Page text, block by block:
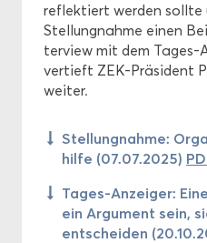
re­flek­tiert wer­den soll­te
Stel­lung­nah­me einen
ter­view mit dem Tages-​
ver­tieft ZEK-​Präsident
wei­ter.
Stel­lung­nah­me:
hil­fe (07.07.2025)
Tages-​Anzeiger:
ein Ar­gu­ment sein,
ent­schei­den